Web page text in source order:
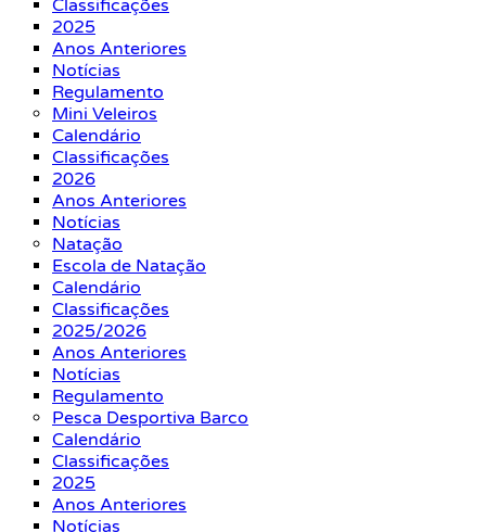
Classificações
2025
Anos Anteriores
Notícias
Regulamento
Mini Veleiros
Calendário
Classificações
2026
Anos Anteriores
Notícias
Natação
Escola de Natação
Calendário
Classificações
2025/2026
Anos Anteriores
Notícias
Regulamento
Pesca Desportiva Barco
Calendário
Classificações
2025
Anos Anteriores
Notícias